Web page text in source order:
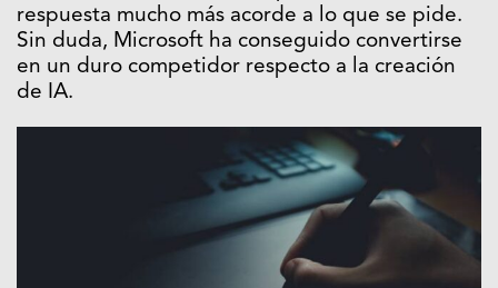
respuesta mucho más acorde a lo que se pide.
Sin duda, Microsoft ha conseguido convertirse
en un duro competidor respecto a la creación
de IA.